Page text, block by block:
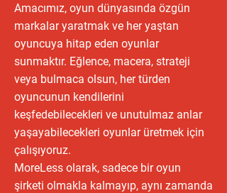
Amacımız, oyun dünyasında özgün
markalar yaratmak ve her yaştan
oyuncuya hitap eden oyunlar
sunmaktır. Eğlence, macera, strateji
veya bulmaca olsun, her türden
oyuncunun kendilerini
keşfedebilecekleri ve unutulmaz anlar
yaşayabilecekleri oyunlar üretmek için
çalışıyoruz.
MoreLess olarak, sadece bir oyun
şirketi olmakla kalmayıp, aynı zamanda